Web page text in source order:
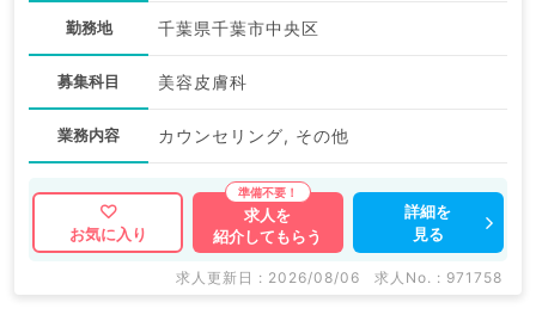
勤務地 千葉県千葉市中央区
募集科目 美容皮膚科
業務内容 カウンセリング, その他
お気に入り
求人を
紹介してもらう
詳細を
見る
求人更新日 : 2026/08/06 求人No. : 971758